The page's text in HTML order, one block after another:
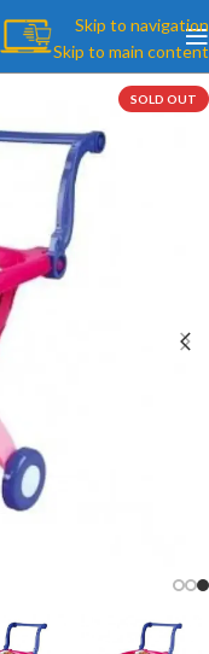
Skip to navigation
Skip to main content
SOLD OUT